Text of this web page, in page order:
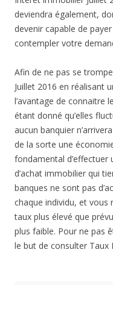
deviendra également,
devenir capable de
contempler votre
Afin de ne pas se
Juillet 2016 en réalisant
l’avantage de connaitre
étant donné qu’elles
aucun banquier
de la sorte une
fondamental d’effectuer
d’achat immobilier qui
banques ne sont pas
chaque individu, et vous
taux plus élevé que
plus faible. Pour ne pas
le but de consulter Taux